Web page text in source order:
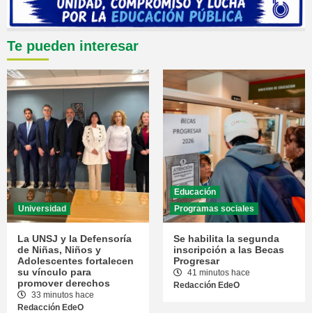
Te pueden interesar
Universidad
La UNSJ y la Defensoría
de Niñas, Niños y
Adolescentes fortalecen
su vínculo para
promover derechos
33 minutos hace
Redacción EdeO
Educación
Programas sociales
Se habilita la segunda
inscripción a las Becas
Progresar
41 minutos hace
Redacción EdeO